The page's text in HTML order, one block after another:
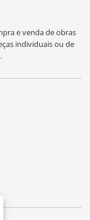
e venda de obras
individuais ou de